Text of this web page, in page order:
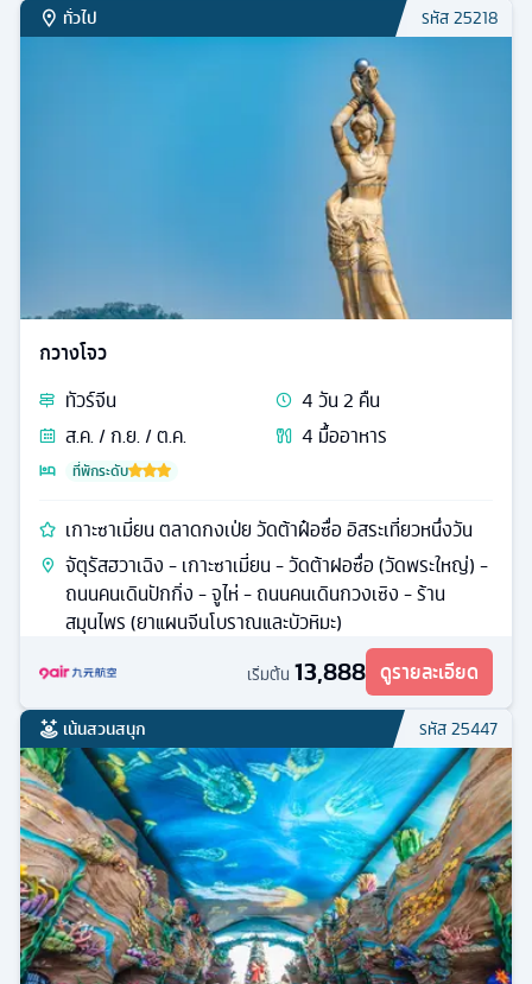
ทั่วไป รหัส25218
กวางโจว
ทัวร์จีน 4วัน2 คืน
ส.ค. / ก.ย. / ต.ค.
4 มื้ออาหาร
ที่พักระดับ
เกาะซาเมี่ยน ตลาดกงเป่ย วัดต้าฝ๋อซื่อ อิสระเที่ยวหนึ่งวัน
จัตุรัสฮวาเฉิง - เกาะซาเมี่ยน - วัดต้าฝอซื่อ (วัดพระใหญ่) -
ถนนคนเดินปักกิ่ง - จูไห่ - ถนนคนเดินกวงเซิง - ร้าน
สมุนไพร (ยาแผนจีนโบราณและบัวหิมะ)
เริ่มต้น 13,888 ดูรายละเอียด
เน้นสวนสนุก รหัส25447